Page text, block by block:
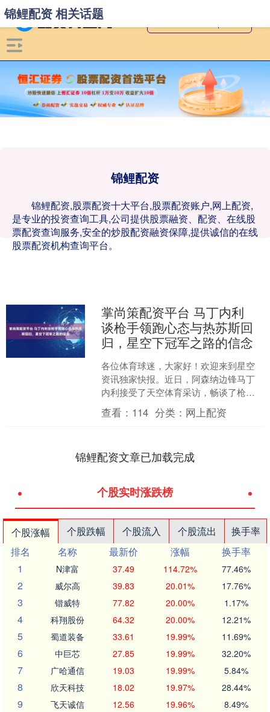
锦鲤配资
锦鲤配资,股票配资十大平台,股票配资账户,网上配资,
是专业的投资查询工具,公司提供股票融资、配资、在线股
票配资查询服务,安全的炒股配资融资保障,提供诚信的在线
股票配资机构查询平台。
锦鲤配资 相关话题
掌尚策配资平台 马丁内利
谈枪手领跑心态与热苏斯回
归，星空下冠军之路的信念
各位体育球迷，大家好！欢迎来到星空
资讯独家快报。近日，阿森纳边锋马丁
内利接受了天空体育采访，畅谈了枪手
在圣诞节期间领跑英超积分榜的感受以
及队友热苏斯回归的喜悦。....
查看： 114 分类： 网上配资
锦鲤配资文章已加载完成
个股实时涨跌榜
个股涨幅 个股跌幅 个股流入 个股流出
换手率
排名
名称 最新价 涨幅
换手率
1
N津富 37.49 114.72% 77.46%
2 威尔高 39.83 20.01% 17.76%
3 锴威特 77.82 20.00% 1.17%
4 科翔股份 64.32 20.00% 12.21%
5 蜀道装备 33.61 19.99% 11.69%
6 中巨芯 27.85 19.99% 32.20%
7 广哈通信 19.03 19.99% 5.84%
8 欣天科技 18.02 19.97% 28.44%
9 飞天诚信 12.56 19.96% 8.49%